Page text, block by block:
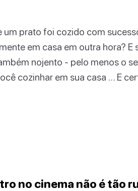
prato foi cozido com
em casa em outra hora? E
nojento - pelo menos o
cozinhar em sua casa … E
no cinema não é tão